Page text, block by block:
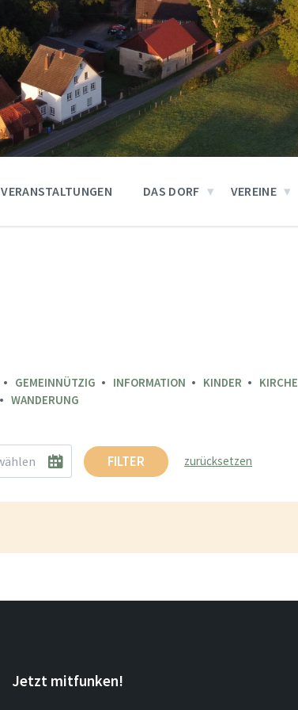
VERANSTALTUNGEN DAS DORF VEREINE
GEMEINNÜTZIG INFORMATION KINDER KIRCHE
WANDERUNG
FILTER zurücksetzen
Jetzt mitfunken!